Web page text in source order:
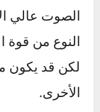
على أداء
كيفية
المناسب